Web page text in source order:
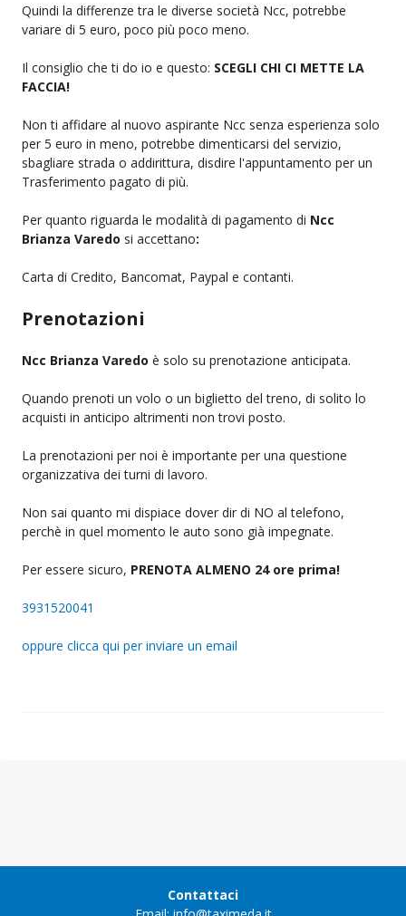
Quindi la differenze tra le diverse società Ncc, potrebbe
variare di 5 euro, poco più poco meno.
Il consiglio che ti do io e questo: SCEGLI CHI CI METTE LA
FACCIA!
Non ti affidare al nuovo aspirante Ncc senza esperienza solo
per 5 euro in meno, potrebbe dimenticarsi del servizio,
sbagliare strada o addirittura, disdire l'appuntamento per un
Trasferimento pagato di più.
Per quanto riguarda le modalità di pagamento di Ncc
Brianza Varedo si accettano:
Carta di Credito, Bancomat, Paypal e contanti.
Prenotazioni
Ncc Brianza Varedo è solo su prenotazione anticipata.
Quando prenoti un volo o un biglietto del treno, di solito lo
acquisti in anticipo altrimenti non trovi posto.
La prenotazioni per noi è importante per una questione
organizzativa dei turni di lavoro.
Non sai quanto mi dispiace dover dir di NO al telefono,
perchè in quel momento le auto sono già impegnate.
Per essere sicuro, PRENOTA ALMENO 24 ore prima!
3931520041
oppure clicca qui per inviare un email
Contattaci